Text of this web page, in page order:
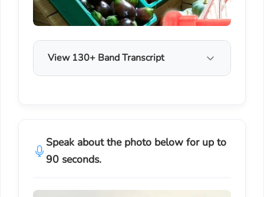
View 130+ Band Transcript
Speak about the photo below for up to
90 seconds.